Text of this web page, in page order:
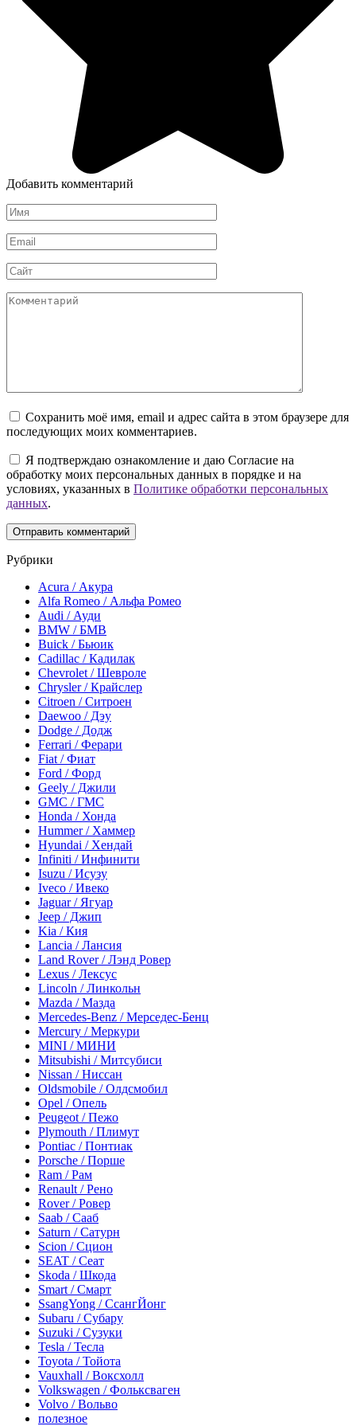
Добавить комментарий
Имя
*
Email
*
Сайт
Комментарий
Сохранить моё имя, email и адрес сайта в этом браузере для
последующих моих комментариев.
Я подтверждаю ознакомление и даю Согласие на
обработку моих персональных данных в порядке и на
условиях, указанных в Политике обработки персональных
данных.
Рубрики
Acura / Акура
Alfa Romeo / Альфа Ромео
Audi / Ауди
BMW / БМВ
Buick / Бьюик
Cadillac / Кадилак
Chevrolet / Шевроле
Chrysler / Крайслер
Citroen / Ситроен
Daewoo / Дэу
Dodge / Додж
Ferrari / Ферари
Fiat / Фиат
Ford / Форд
Geely / Джили
GMC / ГМС
Honda / Хонда
Hummer / Хаммер
Hyundai / Хендай
Infiniti / Инфинити
Isuzu / Исузу
Iveco / Ивеко
Jaguar / Ягуар
Jeep / Джип
Kia / Кия
Lancia / Лансия
Land Rover / Лэнд Ровер
Lexus / Лексус
Lincoln / Линкольн
Mazda / Мазда
Mercedes-Benz / Мерседес-Бенц
Mercury / Меркури
MINI / МИНИ
Mitsubishi / Митсубиси
Nissan / Ниссан
Oldsmobile / Олдсмобил
Opel / Опель
Peugeot / Пежо
Plymouth / Плимут
Pontiac / Понтиак
Porsche / Порше
Ram / Рам
Renault / Рено
Rover / Ровер
Saab / Сааб
Saturn / Сатурн
Scion / Сцион
SEAT / Сеат
Skoda / Шкода
Smart / Смарт
SsangYong / СсангЙонг
Subaru / Субару
Suzuki / Сузуки
Tesla / Тесла
Toyota / Тойота
Vauxhall / Воксхолл
Volkswagen / Фольксваген
Volvo / Вольво
полезное